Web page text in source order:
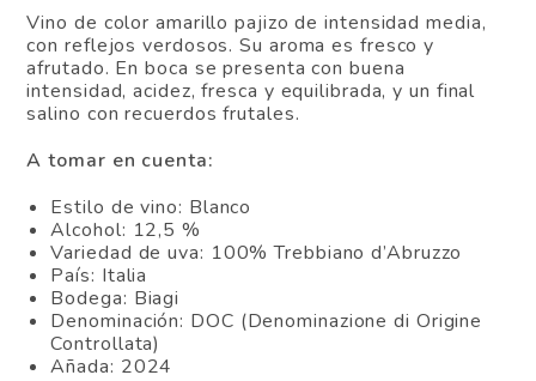
Vino de color amarillo pajizo de intensidad media,
con reflejos verdosos. Su aroma es fresco y
afrutado. En boca se presenta con buena
intensidad, acidez, fresca y equilibrada, y un final
salino con recuerdos frutales.
A tomar en cuenta:
Estilo de vino: Blanco
Alcohol: 12,5 %
Variedad de uva: 100% Trebbiano d’Abruzzo
País: Italia
Bodega: Biagi
Denominación: DOC (Denominazione di Origine
Controllata)
Añada: 2024